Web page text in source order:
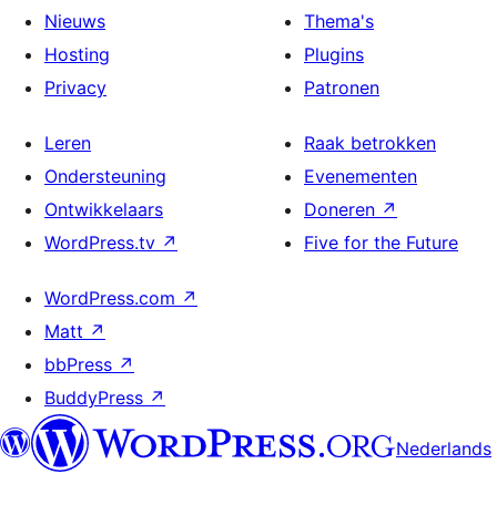
Nieuws
Hosting
Privacy
Thema's
Plugins
Patronen
Leren
Ondersteuning
Ontwikkelaars
WordPress.tv ↗
Raak betrokken
Evenementen
Doneren ↗
Five for the Future
WordPress.com ↗
Matt ↗
bbPress ↗
BuddyPress ↗
Nederlands